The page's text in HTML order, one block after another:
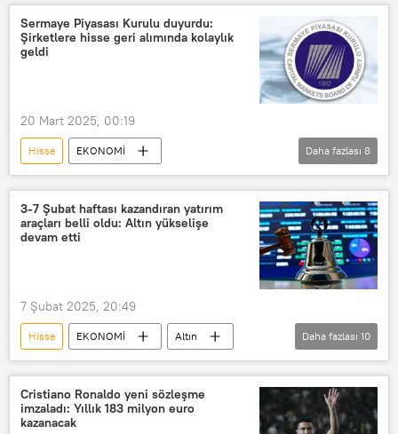
BDDK
hisse senedi
Sermaye Piyasası Kurulu duyurdu:
Şirketlere hisse geri alımında kolaylık
geldi
20 Mart 2025, 00:19
Hisse
EKONOMİ
Sermaye Piyasası Kurulu (SPK)
Şirket
Anonim şirket
Limited şirket
Özel şirket
paravan şirket
Daha fazlası 8
3-7 Şubat haftası kazandıran yatırım
araçları belli oldu: Altın yükselişe
devam etti
7 Şubat 2025, 20:49
Hisse EKONOMİ
Altın
gram altın
yarım gram altın
Külçe altın
Dolar
Petrol
hisse senedi
Daha fazlası 10
Cristiano Ronaldo yeni sözleşme
imzaladı: Yıllık 183 milyon euro
kazanacak